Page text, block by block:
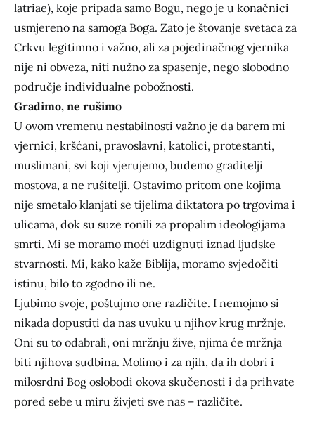
latriae), koje pripada samo Bogu, nego je u konačnici
usmjereno na samoga Boga. Zato je štovanje svetaca za
Crkvu legitimno i važno, ali za pojedinačnog vjernika
nije ni obveza, niti nužno za spasenje, nego slobodno
područje individualne pobožnosti.
Gradimo, ne rušimo
U ovom vremenu nestabilnosti važno je da barem mi
vjernici, kršćani, pravoslavni, katolici, protestanti,
muslimani, svi koji vjerujemo, budemo graditelji
mostova, a ne rušitelji. Ostavimo pritom one kojima
nije smetalo klanjati se tijelima diktatora po trgovima i
ulicama, dok su suze ronili za propalim ideologijama
smrti. Mi se moramo moći uzdignuti iznad ljudske
stvarnosti. Mi, kako kaže Biblija, moramo svjedočiti
istinu, bilo to zgodno ili ne.
Ljubimo svoje, poštujmo one različite. I nemojmo si
nikada dopustiti da nas uvuku u njihov krug mržnje.
Oni su to odabrali, oni mržnju žive, njima će mržnja
biti njihova sudbina. Molimo i za njih, da ih dobri i
milosrdni Bog oslobodi okova skučenosti i da prihvate
pored sebe u miru živjeti sve nas – različite.